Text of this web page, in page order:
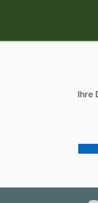
Ihre